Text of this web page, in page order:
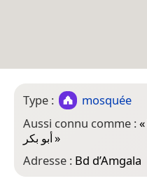
Type :
mosquée
Aussi connu comme :«
أبو بكر»
Adresse : Bd d’Amgala